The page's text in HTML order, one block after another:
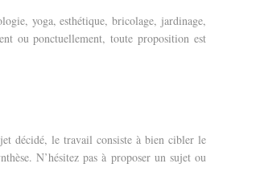
yoga, esthétique, bricolage, jardinage,
ou ponctuellement, toute proposition est
décidé, le travail consiste à bien cibler le
N’hésitez pas à proposer un sujet ou